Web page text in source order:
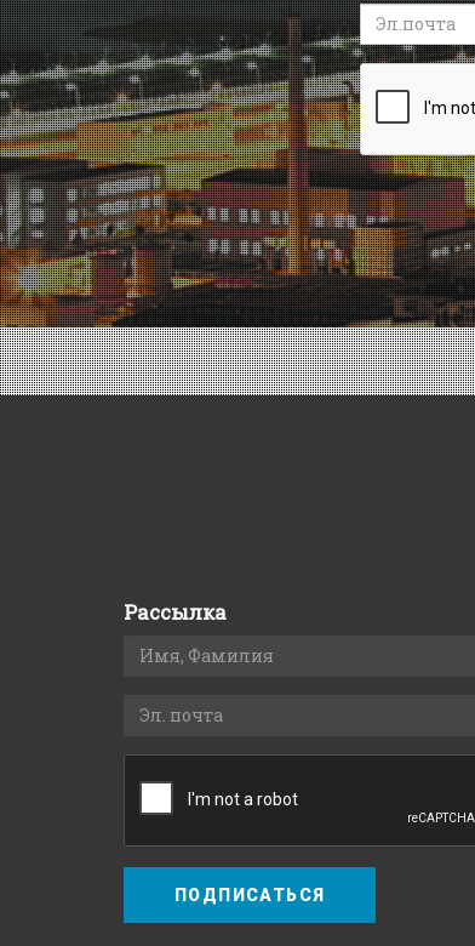
Эл.почта
Recaptcha
Рассылка
ПОДПИСАТЬСЯ